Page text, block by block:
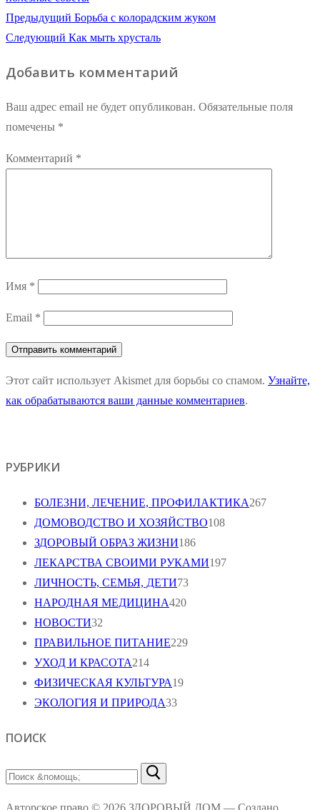
Навигация
по
записям
Предыдущий Предыдущая
запись:
Борьба с колорадским жуком
Следующий Следующая
Как мыть хрусталь
Добавить комментарий
Ваш адрес email не будет опубликован. Обязательные поля
помечены *
Комментарий *
Имя *
Email *
Этот сайт использует Akismet для борьбы со спамом. Узнайте,
как обрабатываются ваши данные комментариев.
РУБРИКИ
БОЛЕЗНИ, ЛЕЧЕНИЕ, ПРОФИЛАКТИКА267
ДОМОВОДСТВО И ХОЗЯЙСТВО108
ЗДОРОВЫЙ ОБРАЗ ЖИЗНИ186
ЛЕКАРСТВА СВОИМИ РУКАМИ197
ЛИЧНОСТЬ, СЕМЬЯ, ДЕТИ73
НАРОДНАЯ МЕДИЦИНА420
НОВОСТИ32
ПРАВИЛЬНОЕ ПИТАНИЕ229
УХОД И КРАСОТА214
ФИЗИЧЕСКАЯ КУЛЬТУРА19
ЭКОЛОГИЯ И ПРИРОДА33
ПОИСК
Найти: